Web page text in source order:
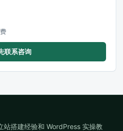
联系咨询
站搭建经验和 WordPress 实操教